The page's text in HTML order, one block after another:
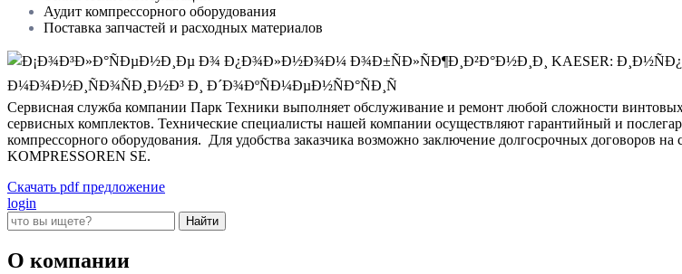
Аудит компрессорного оборудования
Поставка запчастей и расходных материалов
Сервисная служба компании Парк Техники выполняет обслуживание и ремонт любой сложности
сервисных комплектов. Технические специалисты нашей компании осуществляют гарантийный и
компрессорного оборудования. Для удобства заказчика возможно заключение долгосрочных договоров
KOMPRESSOREN SE.
Скачать pdf предложение
login
О компании